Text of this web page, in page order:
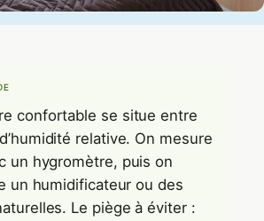
confortable se situe entre
relative. On mesure
un hygromètre, puis on
un humidificateur ou des
Le piège à éviter :